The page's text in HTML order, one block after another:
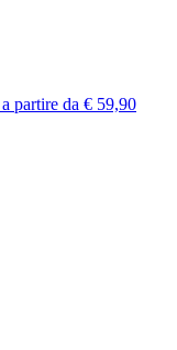
a partire da € 59,90